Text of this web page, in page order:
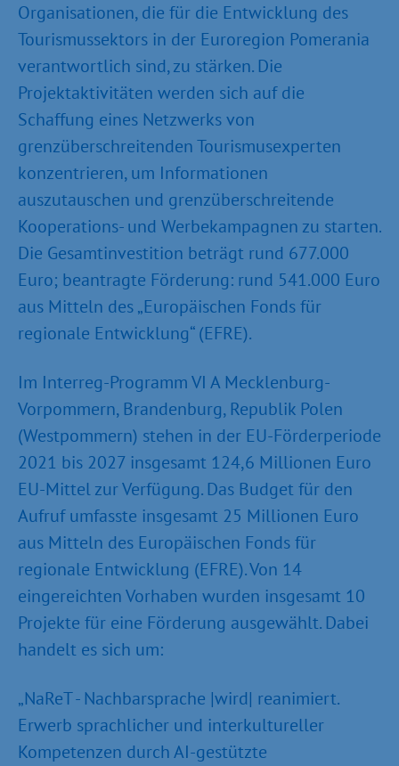
Organisationen, die für die Entwicklung des
Tourismussektors in der Euroregion Pomerania
verantwortlich sind, zu stärken. Die
Projektaktivitäten werden sich auf die
Schaffung eines Netzwerks von
grenzüberschreitenden Tourismusexperten
konzentrieren, um Informationen
auszutauschen und grenzüberschreitende
Kooperations- und Werbekampagnen zu starten.
Die Gesamtinvestition beträgt rund 677.000
Euro; beantragte Förderung: rund 541.000 Euro
aus Mitteln des „Europäischen Fonds für
regionale Entwicklung“ (EFRE).
Im Interreg-Programm VI A Mecklenburg-
Vorpommern, Brandenburg, Republik Polen
(Westpommern) stehen in der EU-Förderperiode
2021 bis 2027 insgesamt 124,6 Millionen Euro
EU-Mittel zur Verfügung. Das Budget für den
Aufruf umfasste insgesamt 25 Millionen Euro
aus Mitteln des Europäischen Fonds für
regionale Entwicklung (EFRE). Von 14
eingereichten Vorhaben wurden insgesamt 10
Projekte für eine Förderung ausgewählt. Dabei
handelt es sich um:
„NaReT - Nachbarsprache |wird| reanimiert.
Erwerb sprachlicher und interkultureller
Kompetenzen durch AI-gestützte